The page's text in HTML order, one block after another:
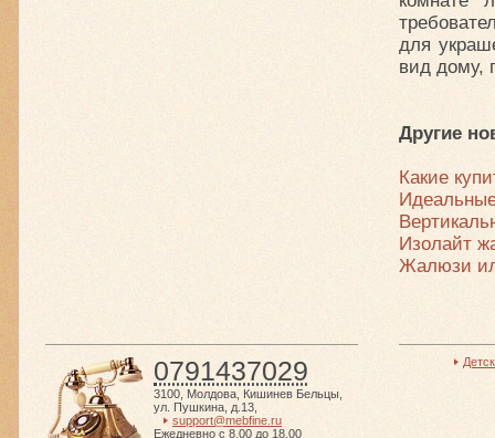
для
вид дому,
Другие
Какие
Изолайт
Жалюзи
0791437029
3100 Молдова Кишинев Бельцы
ул. Пушкина, д.13
support@mebfine.ru
Ежедневно с 8.00 до 18.00